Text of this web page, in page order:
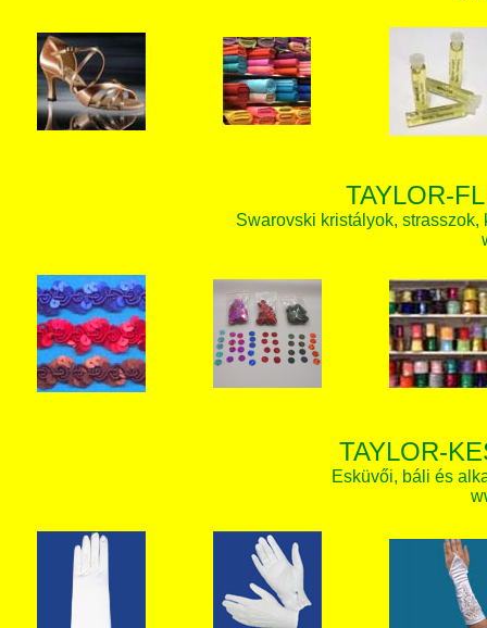
TAYLOR-
Swarovski kristályok,
TAYLOR-
Esküvői, báli és